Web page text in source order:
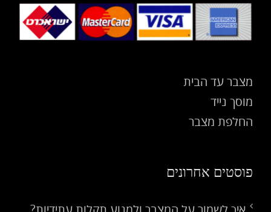
מצבר עד הבית
מוסך נייד
החלפת מצבר
פוסטים אחרונים